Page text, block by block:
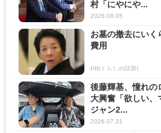
村「にやにや...
2026.08.05
お墓の撤去にいく
費用
PR(くらしの話題)
後藤輝基、憧れの
大興奮「欲しい
ジャン2...
2026.07.31